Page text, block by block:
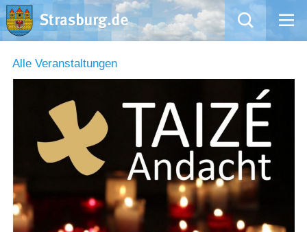
Mängelmeldung
Natur – Kultur – Tourismus
Wirtschaft
Alle Veranstaltungen